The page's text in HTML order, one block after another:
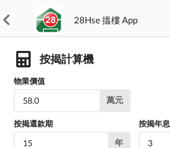
28Hse 搵樓 App
按揭計算機
物業價值
萬元
按揭還款期
年
按揭年息